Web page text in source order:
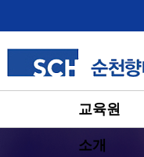
교육원
소개